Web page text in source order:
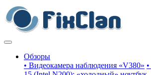
Обзоры
• Видеокамера наблюдения «V380»